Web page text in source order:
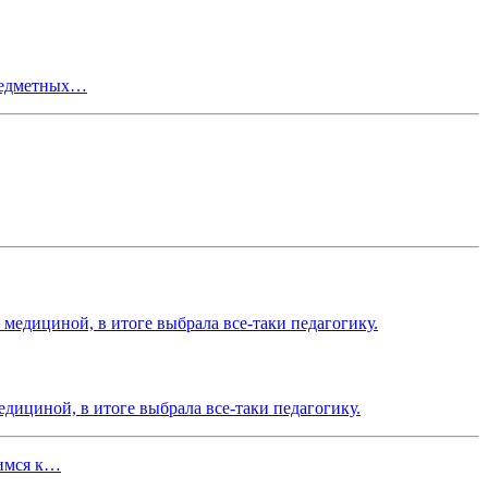
в итоге выбрала все-таки педагогику.
к…